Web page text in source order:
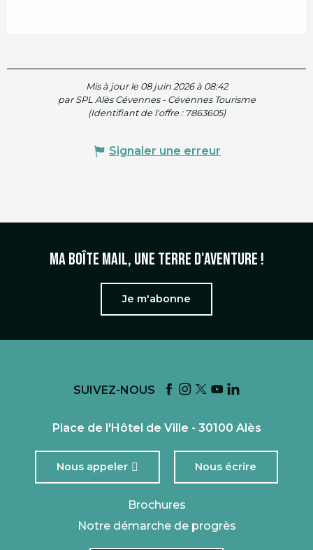
Mis à jour le 08 juin 2026 à 08:42
par SPL Alès Cévennes - Cévennes Tourisme
(Identifiant de l'offre : 7863605)
Signaler une erreur
Ma boîte mail, une terre d'aventure !
Je m'abonne
SUIVEZ-NOUS
Place de l'Hôtel de Ville - 30100 Alès
Nous appeler Nous écrire
Brochures
Notre démarche de progrès